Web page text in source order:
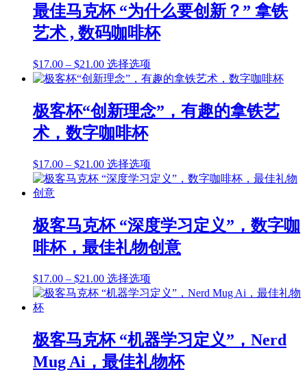
这
些
选
产
品
页
选
这
些
围：
$17.00
至
有
多
种
可
产
品
选
些
选
项
最佳马克杯 “为什么要创新？” 拿铁
艺术 , 数码咖啡杯
$17.00 – $21.00价
格
围：
$17.00
至
选择选项
产
有
多
可
品
页
面
择
选
项
极客杯“创新理念”，有趣的拿铁艺
术，数字咖啡杯
$17.00 – $21.00价
格
$17.00
至
$21.00
选择选项
产
多
种
变
在
页
面
上
极客马克杯 “深度学习定义”，数字咖
啡杯，最佳礼物创意
$17.00 – $21.00价
格
$17.00
至
$21.00
选择选项
产
多
种
变
极客马克杯 “机器学习定义”，Nerd
Mug Ai，最佳礼物杯